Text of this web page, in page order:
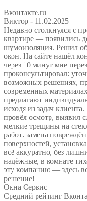
Вконтакте.ru
Виктор - 11.02.2025
Недавно столкнулся с
квартире — появились
шумоизоляция. Решил
окон. На сайте нашёл
через 10 минут мне
проконсультировал:
возможных решениях,
современных
предлагают
исходя из задач
провёл осмотр, выявил
мелкие трещины на
работ: замена
поверхностей,
всё аккуратно, без
надёжные, в комнате
эту компанию — здесь
решение!
Окна Сервис
Средний рейтинг